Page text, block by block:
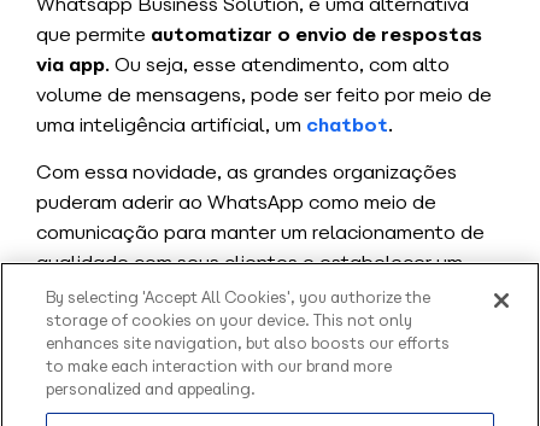
que permite automatizar o envio de respostas
via app. Ou seja, esse atendimento, com alto
volume de mensagens, pode ser feito por meio de
uma inteligência artificial, um chatbot.
Com essa novidade, as grandes organizações
puderam aderir ao WhatsApp como meio de
comunicação para manter um relacionamento de
qualidade com seus clientes e estabelecer um
grau de confiança por meio desse diálogo
automatizado.
Portanto, o grande diferencial desta versão do
WhatsApp é oferecer uma alternativa que integra
By selecting 'Accept All Cookies', you authorize the
storage of cookies on your device. This not only
enhances site navigation, but also boosts our efforts
to make each interaction with our brand more
personalized and appealing.